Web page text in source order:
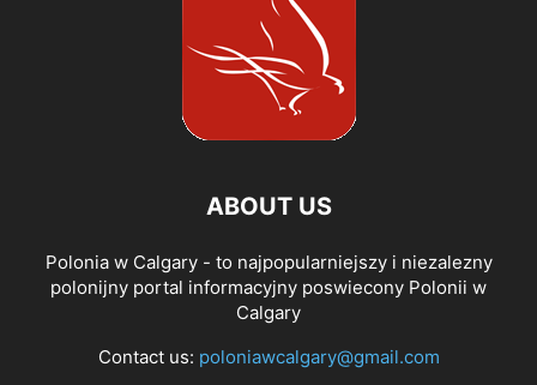
ABOUT US
Polonia w Calgary - to najpopularniejszy i niezalezny
polonijny portal informacyjny poswiecony Polonii w
Calgary
Contact us: poloniawcalgary@gmail.com